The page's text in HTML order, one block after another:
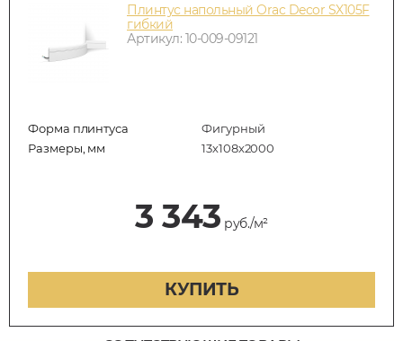
Плинтус напольный Orac Decor SX105F
гибкий
Артикул: 10-009-09121
Форма плинтуса
Фигурный
Размеры, мм
13х108х2000
3 343 руб./м²
КУПИТЬ